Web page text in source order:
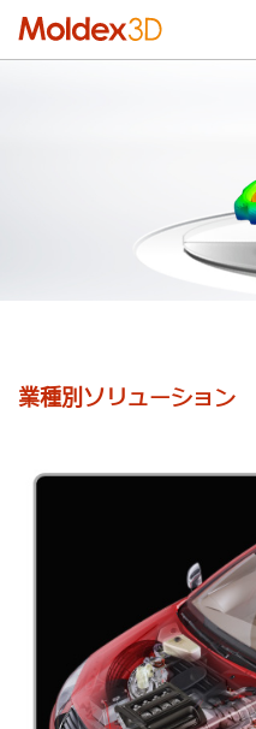
業種別ソリューション